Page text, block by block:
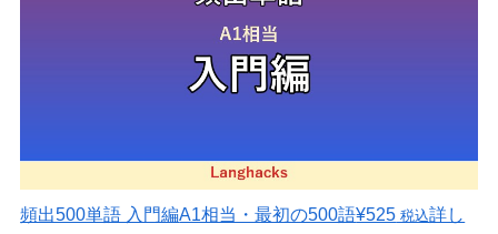
頻出500単語 入門編A1相当・最初の500語¥525 税込詳し